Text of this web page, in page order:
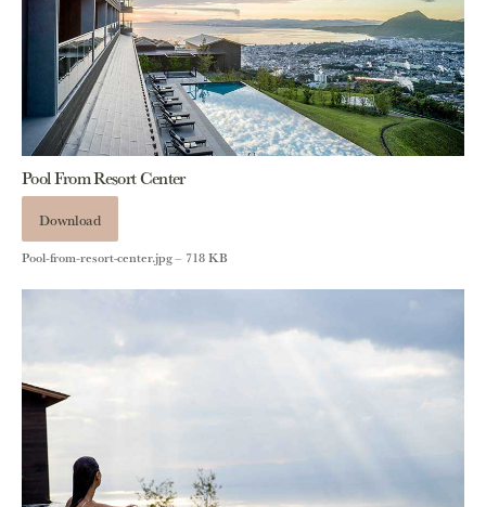
Pool From Resort Center
Download
Pool-from-resort-center.jpg – 718 KB